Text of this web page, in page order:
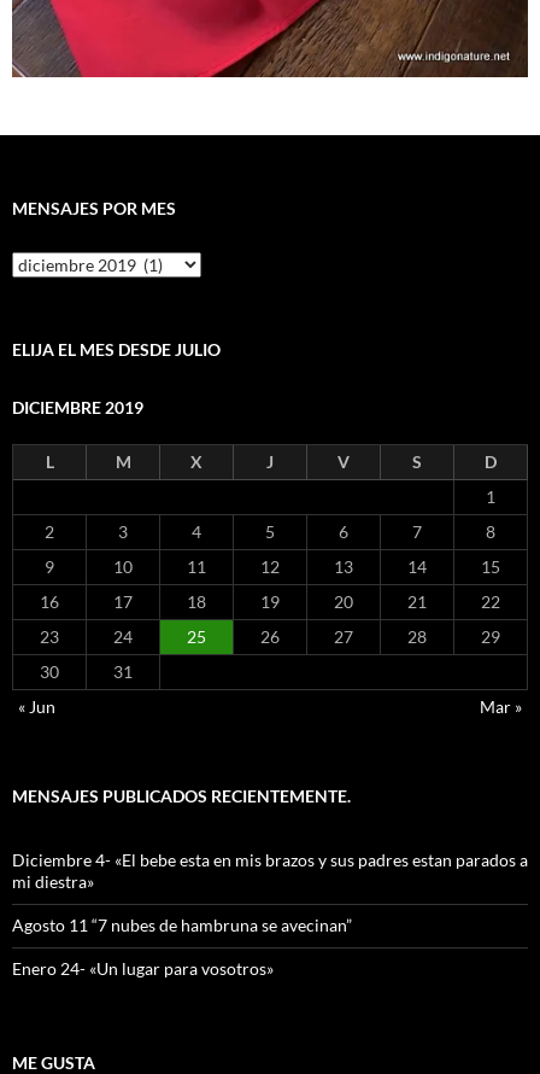
MENSAJES POR MES
Mensajes
por
ELIJA EL MES DESDE JULIO
DICIEMBRE 2019
L M X J V S
D
1
2
3 4 5 6 7
8
9
10 11 12 13 14
15
16
17 18 19 20 21
22
23
24 25 26 27 28
29
30
31
« Jun
Mar »
MENSAJES PUBLICADOS RECIENTEMENTE.
Diciembre 4- «El bebe esta en mis brazos y sus padres estan parados a
mi diestra»
Agosto 11 “7 nubes de hambruna se avecinan”
Enero 24- «Un lugar para vosotros»
ME GUSTA